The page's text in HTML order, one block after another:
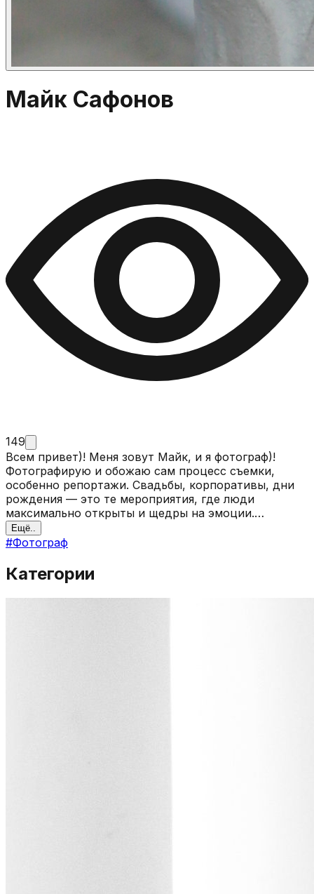
Майк Сафонов
149
Всем привет)! Меня зовут Майк, и я фотограф)!
Фотографирую и обожаю сам процесс съемки,
особенно репортажи. Свадьбы, корпоративы, дни
рождения — это те мероприятия, где люди
максимально открыты и щедры на эмоции.
Занимаюсь фотографией с 2013 г, самостоятельно
познаю весь процесс фотографии. Есть большой
помогу советом, с выбором студии и местом
проведения съемки). Быстро нахожу общий язык.
Перфекционист в выборе удачного кадра)!
Ещё..
#Фотограф
Категории